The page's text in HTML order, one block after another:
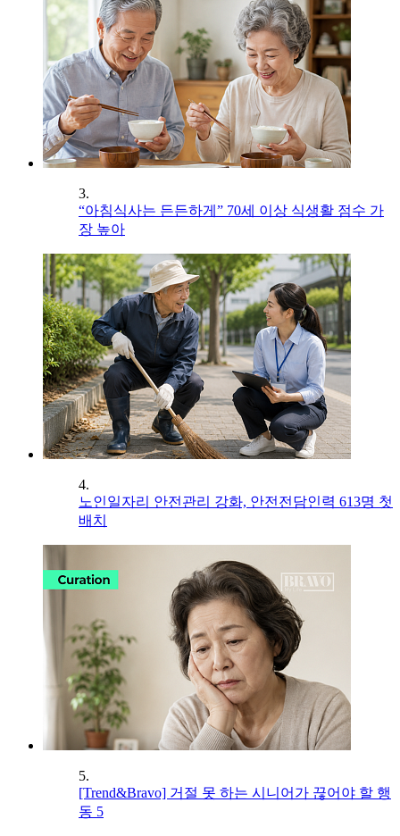
3.
“아침식사는 든든하게” 70세 이상 식생활 점수 가
장 높아
4.
노인일자리 안전관리 강화, 안전전담인력 613명 첫
배치
5.
[Trend&Bravo] 거절 못 하는 시니어가 끊어야 할 행
동 5